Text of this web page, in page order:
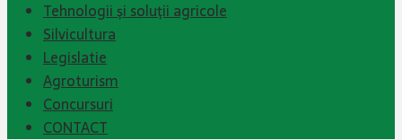
Tehnologii şi soluţii agricole
Silvicultura
Legislatie
Agroturism
Concursuri
CONTACT